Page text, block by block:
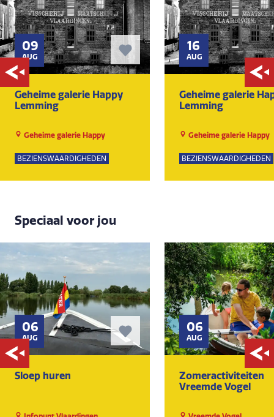
09
AUG
Geheime galerie Happy
Lemming
Geheime galerie Happy
BEZIENSWAARDIGHEDEN
16
AUG
Geheime galerie
Lemming
Geheime galerie Happy
BEZIENSWAARDIGHEDEN
Speciaal voor jou
06
AUG
Sloep huren
06
AUG
Zomeractiviteiten
Vreemde Vogel